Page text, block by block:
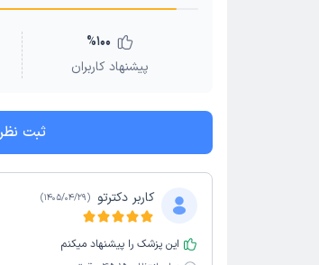
%100
پیشنهاد کاربران
ثبت
کاربر دکترتو (
1405/04/29
)
این پزشک را پیشنهاد میکنم